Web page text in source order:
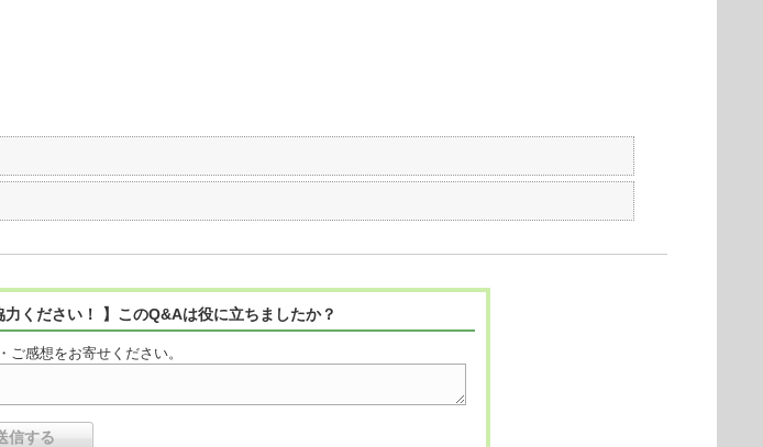
ください！ 】このQ&Aは役に立ちましたか？
ご感想をお寄せください。